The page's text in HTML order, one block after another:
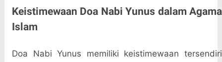
Keistimewaan Doa Nabi Yunus dalam Agama
Islam
Doa Nabi Yunus memiliki keistimewaan tersendiri